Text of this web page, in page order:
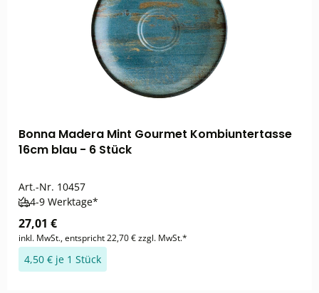
Bonna Madera Mint Gourmet Kombiuntertasse
16cm blau - 6 Stück
Art.-Nr. 10457
4-9 Werktage*
27,01 €
inkl. MwSt., entspricht 22,70 € zzgl. MwSt.*
4,50 € je 1 Stück